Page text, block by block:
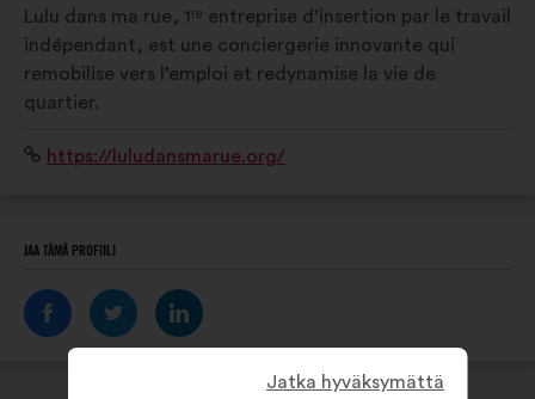
RUE
PROFIILIIN
Lulu dans ma rue, 1ʳᵉ entreprise d’insertion par le travail
indépendant, est une conciergerie innovante qui
remobilise vers l’emploi et redynamise la vie de
quartier.
Verkkosivusto:
https://luludansmarue.org/
JAA TÄMÄ PROFIILI
Jatka hyväksymättä